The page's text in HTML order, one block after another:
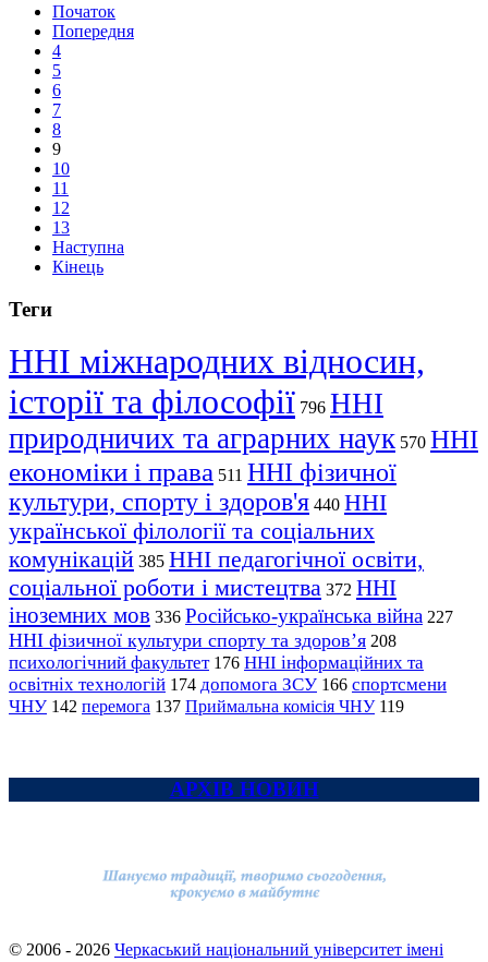
Початок
Попередня
4
5
6
7
8
9
10
11
12
13
Наступна
Кінець
Теги
ННІ міжнародних відносин,
історії та філософії 796 ННІ
природничих та аграрних наук 570 ННІ
економіки і права 511 ННІ фізичної
культури, спорту і здоров'я 440 ННІ
української філології та соціальних
комунікацій 385 ННІ педагогічної освіти,
соціальної роботи і мистецтва 372 ННІ
іноземних мов 336 Російсько-українська війна 227
ННІ фізичної культури спорту та здоров’я 208
психологічний факультет 176 ННІ інформаційних та
освітніх технологій 174 допомога ЗСУ 166 спортсмени
ЧНУ 142 перемога 137 Приймальна комісія ЧНУ 119
АРХІВ НОВИН
© 2006 - 2026 Черкаський національний університет імені